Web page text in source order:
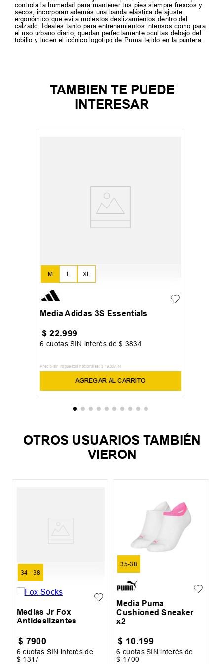
controla la humedad para mantener tus pies siempre frescos y
secos, incorporan además una banda elástica de ajuste
ergonómico que evita molestos deslizamientos dentro del
calzado. Ideales tanto para entrenamientos intensos como para
el uso urbano diario, quedan perfectamente ocultas debajo del
tobillo y lucen el icónico logotipo de Puma tejido en la puntera.
TAMBIEN TE PUEDE
INTERESAR
L
M XL
Media Adidas 3S Essentials
$ 22.999
6 cuotas SIN interés de$ 3834
Precio sin impuestos nacionales: $ 19.007 ,44
AGREGAR AL CARRITO
OTROS USUARIOS TAMBIÉN
VIERON
34 - 38
Medias Jr Fox
Antideslizantes
$ 7900
6 cuotas SIN interés de
$ 1317
35-38
Media Puma
Cushioned Sneaker
x2
$ 10.199
6 cuotas SIN interés de
$ 1700